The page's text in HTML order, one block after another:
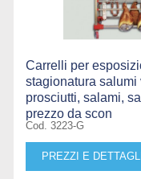
Carrelli per
stagionatura salumi
prosciutti, salami,
prezzo da scon
Cod. 3223-G
PREZZI E